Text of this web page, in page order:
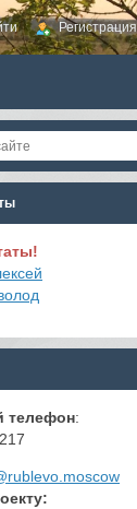
Регистрация
телефон:
: